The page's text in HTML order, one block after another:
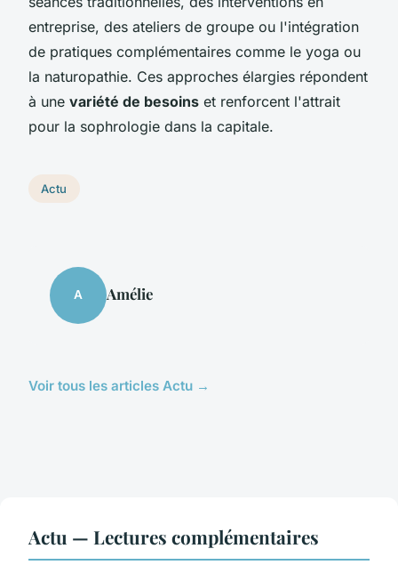
entreprise, des ateliers de groupe ou l'intégration
de pratiques complémentaires comme le yoga ou
la naturopathie. Ces approches élargies répondent
à une variété de besoins et renforcent l'attrait
pour la sophrologie dans la capitale.
Actu
A Amélie
Voir tous les articles Actu →
Actu — Lectures complémentaires